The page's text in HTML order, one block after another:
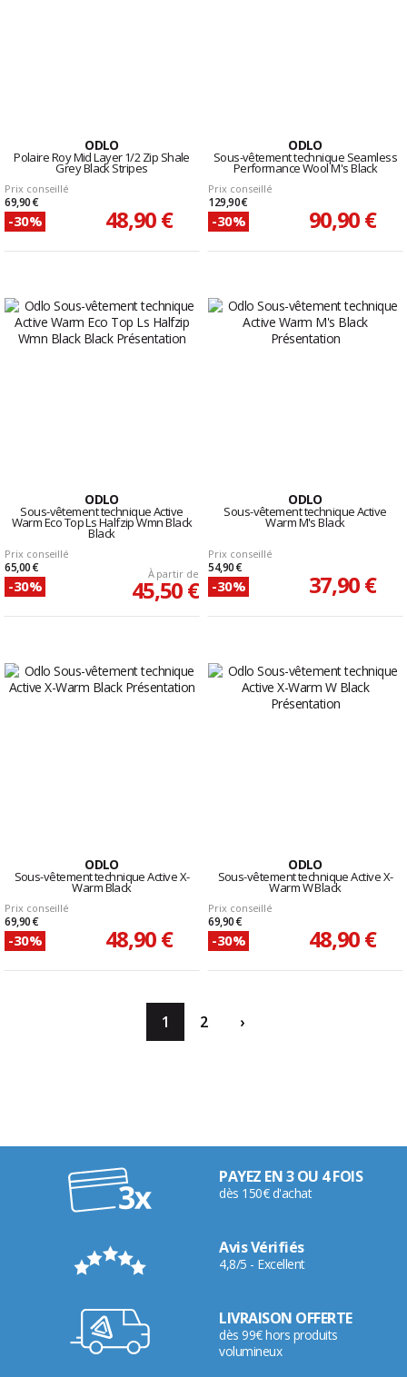
ODLO
Polaire Roy Mid Layer 1/2 Zip Shale
Grey Black Stripes
Prix conseillé
69,90 €
-30% 48,90 €
ODLO
Sous-vêtement technique Seamless
Performance Wool M's Black
Prix conseillé
129,90 €
-30% 90,90 €
ODLO
Sous-vêtement technique Active
Warm Eco Top Ls Halfzip Wmn Black
Black
Prix conseillé
65,00 €
-30%
À partir de
45,50 €
ODLO
Sous-vêtement technique Active
Warm M's Black
Prix conseillé
54,90 €
-30% 37,90 €
ODLO
Sous-vêtement technique Active X-
Warm Black
Prix conseillé
69,90 €
-30% 48,90 €
ODLO
Sous-vêtement technique Active X-
Warm W Black
Prix conseillé
69,90 €
-30% 48,90 €
1 2 ›
PAYEZ EN 3 OU 4 FOIS
dès 150€ d'achat
Avis Vérifiés
4,8/5 - Excellent
LIVRAISON OFFERTE
dès 99€ hors produits
volumineux